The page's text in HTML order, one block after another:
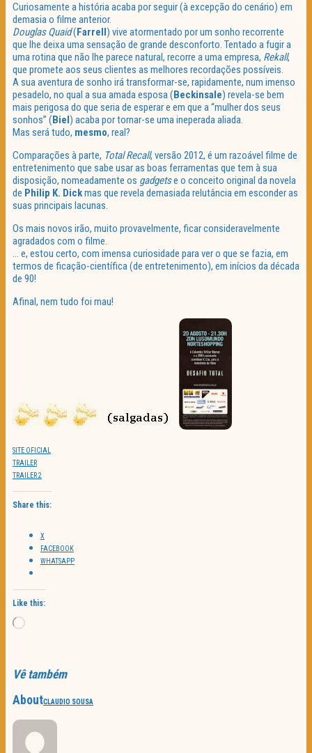
Curiosamente a história acaba por seguir (à excepção do cenário) em
demasia o filme anterior.
Douglas Quaid(Farrell) vive atormentado por um sonho recorrente
que lhe deixa uma sensação de grande desconforto. Tentado a fugir a
uma rotina que não lhe parece natural, recorre a uma empresa, Rekall,
que promete aos seus clientes as melhores recordações possíveis.
A sua aventura de sonho irá transformar-se, rapidamente, num imenso
pesadelo, no qual a sua amada esposa (Beckinsale) revela-se bem
mais perigosa do que seria de esperar e em que a “mulher dos seus
sonhos” (Biel) acaba por tornar-se uma ineperada aliada.
Mas será tudo, mesmo, real?
Comparações à parte, Total Recall, versão 2012, é um razoável filme de
entretenimento que sabe usar as boas ferramentas que tem à sua
disposição, nomeadamente os gadgetse o conceito original da novela
de Philip K. Dickmas que revela demasiada relutância em esconder as
suas principais lacunas.
Os mais novos irão, muito provavelmente, ficar consideravelmente
agradados com o filme.
… e, estou certo, com imensa curiosidade para ver o que se fazia, em
termos de ficação-científica (de entretenimento), em inícios da década
de 90!
Afinal, nem tudo foi mau!
SITE OFICIAL
TRAILER
TRAILER 2
Share this:
X
FACEBOOK
WHATSAPP
Like this:
Loading…
Vê também
AboutCLAUDIO SOUSA